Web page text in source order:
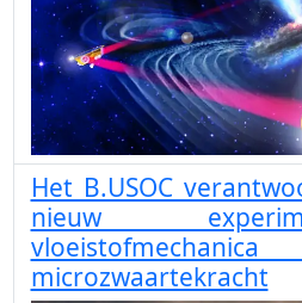
Het B.USOC
nieuw
microzwaartekracht